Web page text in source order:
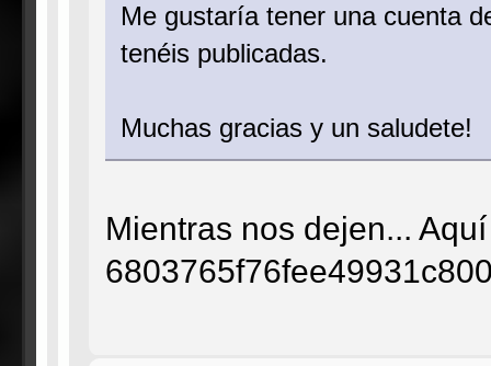
Me gustaría tener una cuenta
tenéis publicadas.
Muchas gracias y un saludete!
Mientras nos dejen...